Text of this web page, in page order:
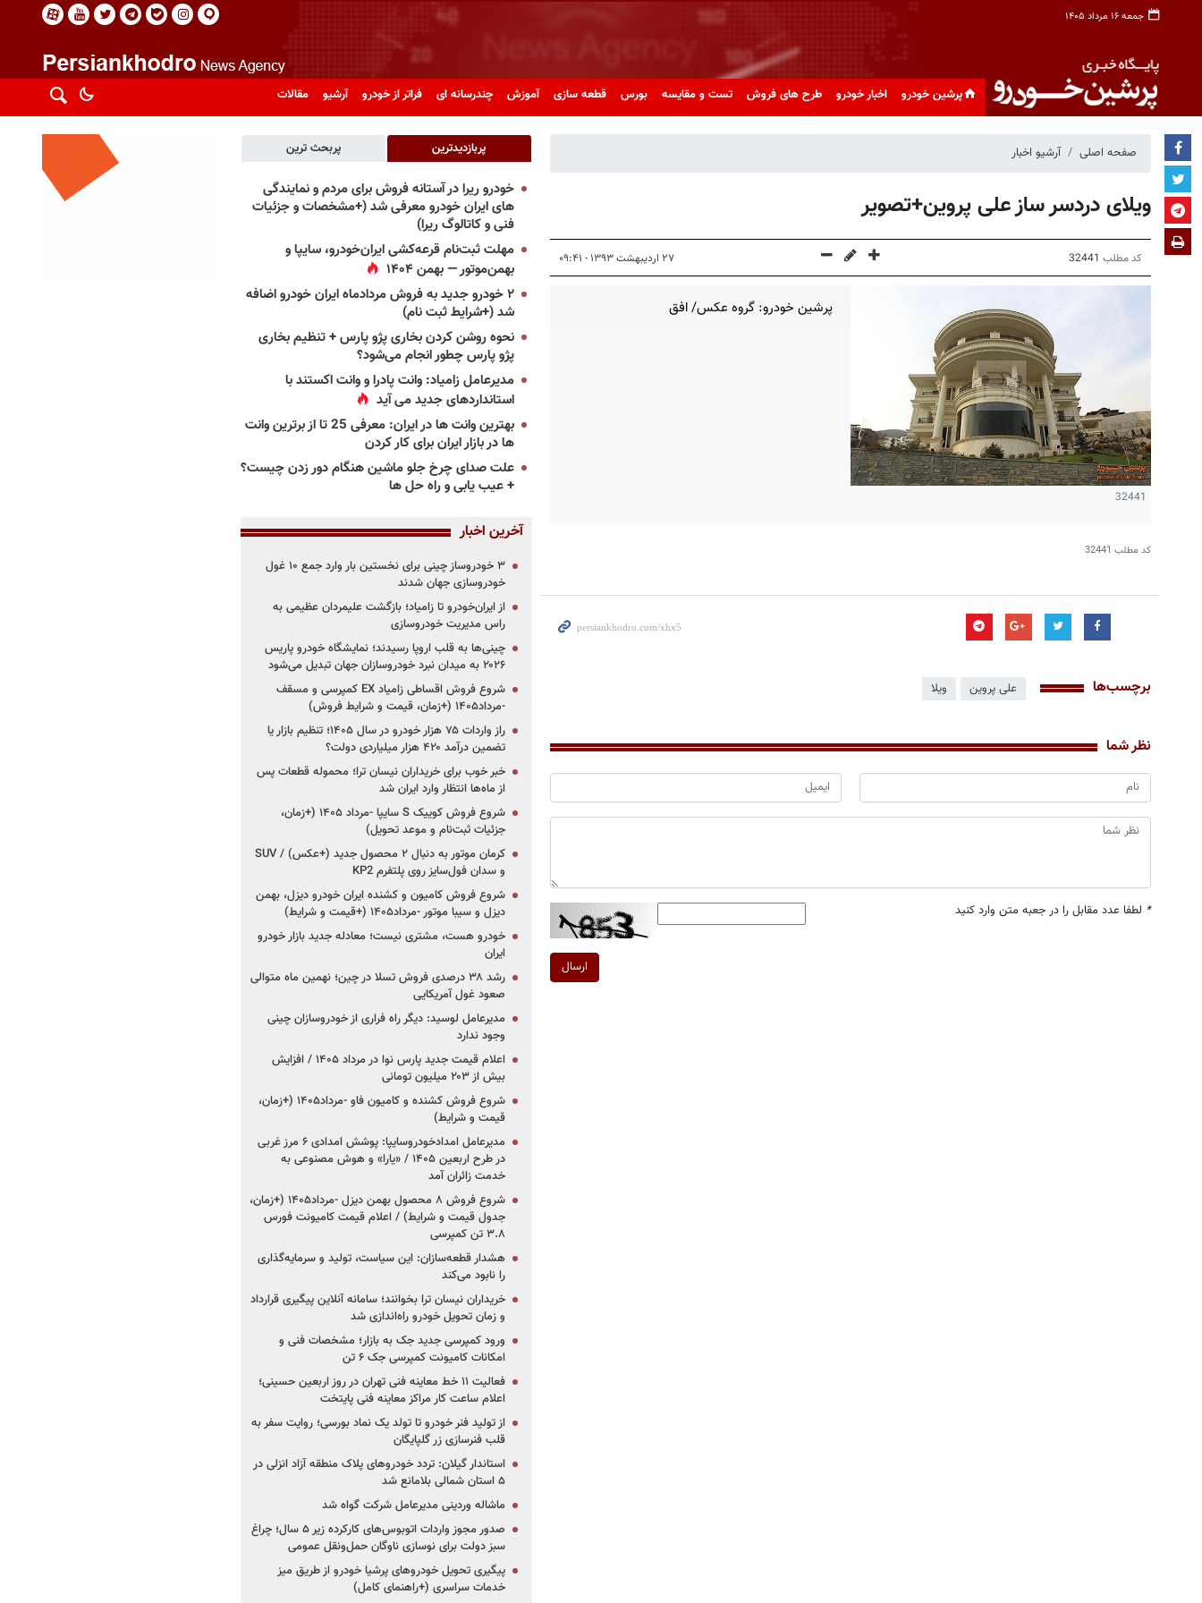
جمعه ۱۶ مرداد ۱۴۰۵
پرشین خودرو اخبار خودرو طرح های فروش تست و مقایسه بورس قطعه سازی آموزش چندرسانه ای فراتر از خودرو آرشیو مقالات
صفحه اصلی آرشیو اخبار
ویلای دردسر ساز علی پروین+تصویر
کد مطلب 32441 ۲۷ اردیبهشت ۱۳۹۳ - ۰۹:۴۱
32441
پرشین خودرو: گروه عکس/ افق
کد مطلب 32441
برچسب‌ها علی پروین ویلا
نظر شما
* لطفا عدد مقابل را در جعبه متن وارد کنید
ارسال
پربازدیدترین پربحث ترین
خودرو ریرا در آستانه فروش برای مردم و نمایندگی
های ایران خودرو معرفی شد (+مشخصات و جزئیات
فنی و کاتالوگ ریرا)
مهلت ثبت‌نام قرعه‌کشی ایران‌خودرو، سایپا و
بهمن‌موتور — بهمن ۱۴۰۴
۲ خودرو جدید به فروش مردادماه ایران خودرو اضافه
شد (+شرایط ثبت نام)
نحوه روشن کردن بخاری پژو پارس + تنظیم بخاری
پژو پارس چطور انجام می‌شود؟
مدیرعامل زامیاد: وانت پادرا و وانت اکستند با
استانداردهای جدید می آید
بهترین وانت ها در ایران: معرفی 25 تا از برترین وانت
ها در بازار ایران برای کار کردن
علت صدای چرخ جلو ماشین هنگام دور زدن چیست؟
+ عیب یابی و راه حل ها
آخرین اخبار
۳ خودروساز چینی برای نخستین بار وارد جمع ۱۰ غول
خودروسازی جهان شدند
از ایران‌خودرو تا زامیاد؛ بازگشت علیمردان عظیمی به
راس مدیریت خودروسازی
چینی‌ها به قلب اروپا رسیدند؛ نمایشگاه خودرو پاریس
۲۰۲۶ به میدان نبرد خودروسازان جهان تبدیل می‌شود
شروع فروش اقساطی زامیاد EX کمپرسی و مسقف
-مرداد۱۴۰۵ (+زمان، قیمت و شرایط فروش)
راز واردات ۷۵ هزار خودرو در سال ۱۴۰۵؛ تنظیم بازار یا
تضمین درآمد ۴۲۰ هزار میلیاردی دولت؟
خبر خوب برای خریداران نیسان ترا؛ محموله قطعات پس
از ماه‌ها انتظار وارد ایران شد
شروع فروش کوییک S سایپا -مرداد ۱۴۰۵ (+زمان،
جزئیات ثبت‌نام و موعد تحویل)
کرمان موتور به دنبال ۲ محصول جدید (+عکس) / SUV
و سدان فول‌سایز روی پلتفرم KP2
شروع فروش کامیون و کشنده ایران خودرو دیزل، بهمن
دیزل و سیبا موتور -مرداد۱۴۰۵ (+قیمت و شرایط)
خودرو هست، مشتری نیست؛ معادله جدید بازار خودرو
ایران
رشد ۳۸ درصدی فروش تسلا در چین؛ نهمین ماه متوالی
صعود غول آمریکایی
مدیرعامل لوسید: دیگر راه فراری از خودروسازان چینی
وجود ندارد
اعلام قیمت جدید پارس نوا در مرداد ۱۴۰۵ / افزایش
بیش از ۲۰۳ میلیون تومانی
شروع فروش کشنده و کامیون فاو -مرداد۱۴۰۵ (+زمان،
قیمت و شرایط)
مدیرعامل امدادخودروسایپا: پوشش امدادی ۶ مرز غربی
در طرح اربعین ۱۴۰۵ / «یارا» و هوش مصنوعی به
خدمت زائران آمد
شروع فروش ۸ محصول بهمن دیزل -مرداد۱۴۰۵ (+زمان،
جدول قیمت و شرایط) / اعلام قیمت کامیونت فورس
۳.۸ تن کمپرسی
هشدار قطعه‌سازان: این سیاست، تولید و سرمایه‌گذاری
را نابود می‌کند
خریداران نیسان ترا بخوانند؛ سامانه آنلاین پیگیری قرارداد
و زمان تحویل خودرو راه‌اندازی شد
ورود کمپرسی جدید جک به بازار؛ مشخصات فنی و
امکانات کامیونت کمپرسی جک ۶ تن
فعالیت ۱۱ خط معاینه فنی تهران در روز اربعین حسینی؛
اعلام ساعت کار مراکز معاینه فنی پایتخت
از تولید فنر خودرو تا تولد یک نماد بورسی؛ روایت سفر به
قلب فنرسازی زر گلپایگان
استاندار گیلان: تردد خودروهای پلاک منطقه آزاد انزلی در
۵ استان شمالی بلامانع شد
ماشاله وردینی مدیرعامل شرکت گواه شد
صدور مجوز واردات اتوبوس‌های کارکرده زیر ۵ سال؛ چراغ
سبز دولت برای نوسازی ناوگان حمل‌ونقل عمومی
پیگیری تحویل خودروهای پرشیا خودرو از طریق میز
خدمات سراسری (+راهنمای کامل)